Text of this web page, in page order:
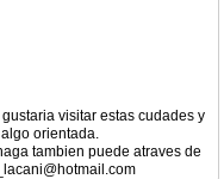
visitar estas cudades y
orientada.
tambien puede atraves de